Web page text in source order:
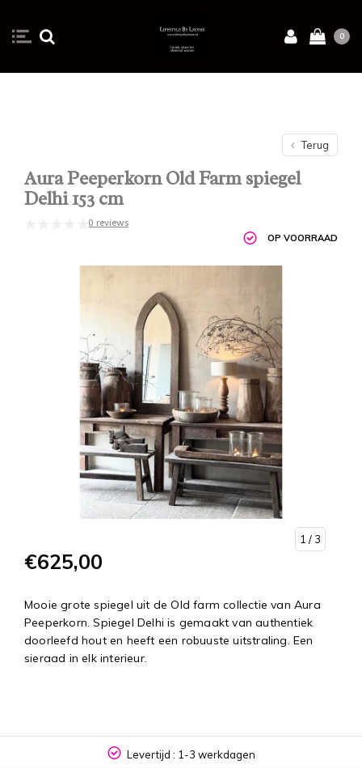
0
Terug
Aura Peeperkorn Old Farm spiegel
Delhi 153 cm
0 reviews
OP VOORRAAD
1 / 3
€625,00
Mooie grote spiegel uit de Old farm collectie van Aura
Peeperkorn. Spiegel Delhi is gemaakt van authentiek
doorleefd hout en heeft een robuuste uitstraling. Een
sieraad in elk interieur.
Levertijd : 1-3 werkdagen